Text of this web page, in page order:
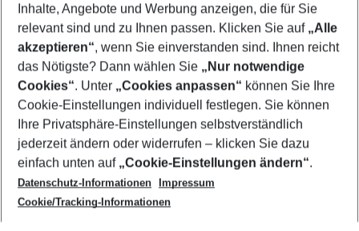
Footer
Footer navigation
Über uns
AGB
Cookie-Einstellungen ändern
Cookie-Richtlinie
Datenschutz
Service & Hilfe
Barrierefreies Reisen
Check-in
Folgen Sie uns
Inhalte, Angebote und Werbung anzeigen, die für Sie
relevant sind und zu Ihnen passen. Klicken Sie auf „Alle
akzeptieren“, wenn Sie einverstanden sind. Ihnen reicht
das Nötigste? Dann wählen Sie „Nur notwendige
Cookies“. Unter „Cookies anpassen“ können Sie Ihre
Cookie-Einstellungen individuell festlegen. Sie können
Ihre Privatsphäre-Einstellungen selbstverständlich
jederzeit ändern oder widerrufen – klicken Sie dazu
einfach unten auf „Cookie-Einstellungen ändern“.
Datenschutz-Informationen
Impressum
Cookie/Tracking-Informationen